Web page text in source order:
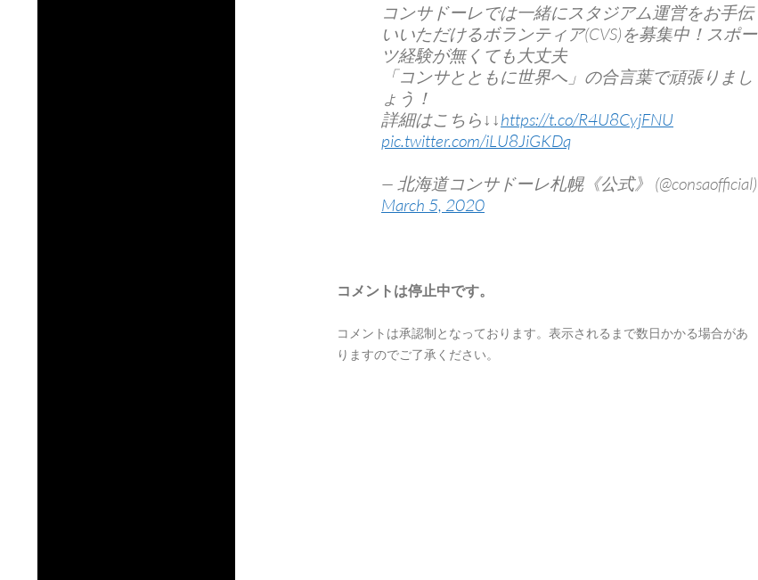
コンサドーレでは一緒にスタジアム運営をお手伝
いいただけるボランティア(CVS)を募集中！スポー
ツ経験が無くても大丈夫
「コンサとともに世界へ」の合言葉で頑張りまし
ょう！
詳細はこちら↓↓https://t.co/R4U8CyjFNU
pic.twitter.com/iLU8JiGKDq
— 北海道コンサドーレ札幌《公式》 (@consaofficial)
March 5, 2020
コメントは停止中です。
コメントは承認制となっております。表示されるまで数日かかる場合があ
りますのでご了承ください。